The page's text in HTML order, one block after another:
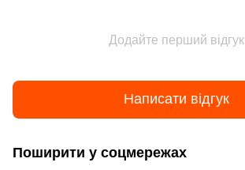
Додайте перший відгук
Написати відгук
Поширити у соцмережах